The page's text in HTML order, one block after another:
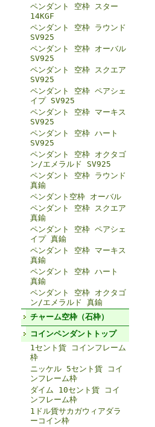
ペンダント 空枠 スター
14KGF
ペンダント 空枠 ラウンド
SV925
ペンダント 空枠 オーバル
SV925
ペンダント 空枠 スクエア
SV925
ペンダント 空枠 ペアシェ
イプ SV925
ペンダント 空枠 マーキス
SV925
ペンダント 空枠 ハート
SV925
ペンダント 空枠 オクタゴ
ン/エメラルド SV925
ペンダント 空枠 ラウンド
真鍮
ペンダント空枠 オーバル
ペンダント 空枠 スクエア
真鍮
ペンダント 空枠 ペアシェ
イプ 真鍮
ペンダント 空枠 マーキス
真鍮
ペンダント 空枠 ハート
真鍮
ペンダント 空枠 オクタゴ
ン/エメラルド 真鍮
チャーム空枠（石枠）
コインペンダントトップ
1セント貨 コインフレーム
枠
ニッケル 5セント貨 コイ
ンフレーム枠
ダイム 10セント貨 コイ
ンフレーム枠
1ドル貨サカガウィアダラ
ーコイン枠